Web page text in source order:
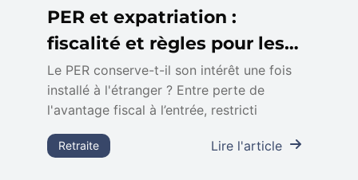
PER et expatriation :
fiscalité et règles pour les
non-résidents
Le PER conserve-t-il son intérêt une fois
installé à l'étranger ? Entre perte de
l'avantage fiscal à l’entrée, restricti
Lire l'article
Retraite